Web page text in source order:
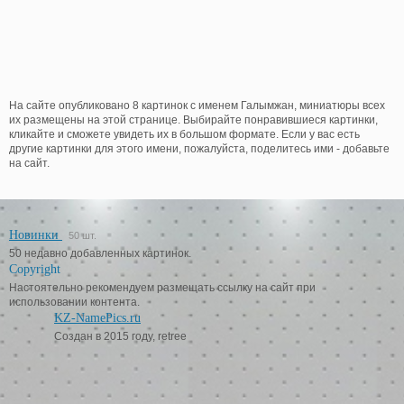
На сайте опубликовано 8 картинок с именем Галымжан, миниатюры всех
их размещены на этой странице. Выбирайте понравившиеся картинки,
кликайте и сможете увидеть их в большом формате. Если у вас есть
другие картинки для этого имени, пожалуйста, поделитесь ими - добавьте
на сайт.
Новинки 50 шт.
50 недавно добавленных картинок.
Copyright
Настоятельно рекомендуем размещать ссылку на сайт при
использовании контента.
KZ-NamePics.ru
Создан в 2015 году, retree